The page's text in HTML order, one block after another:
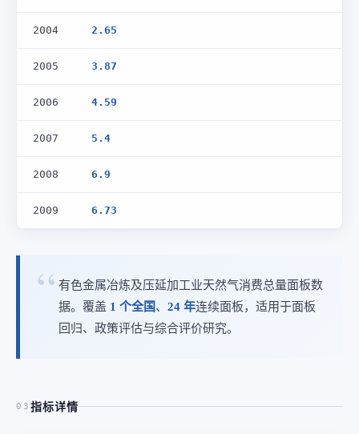
2004 2.65
2005 3.87
2006 4.59
2007 5.4
2008 6.9
2009 6.73
有色金属冶炼及压延加工业天然气消费总量面板数
据。覆盖 1 个全国、 24 年连续面板，适用于面板
回归、政策评估与综合评价研究。
03 指标详情